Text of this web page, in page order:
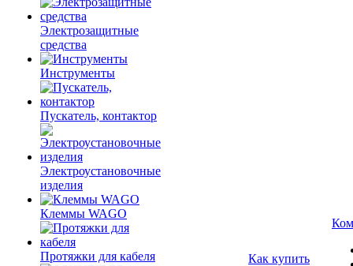
Электрозащитные
средства
Инструменты
Пускатель, контактор
Электроустановочные
изделия
Клеммы WAGO
Протяжки для кабеля
Как купить